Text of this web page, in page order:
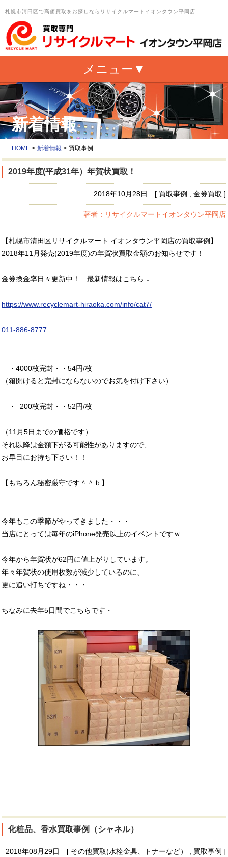
札幌市清田区で高価買取をお探しならリサイクルマートイオンタウン平岡店
新着情報
HOME > 新着情報 > 買取事例
2019年度(平成31年）年賀状買取！
2018年10月28日 [ 買取事例 , 金券買取 ]
著者：リサイクルマートイオンタウン平岡店
【札幌市清田区リサイクルマート イオンタウン平岡店の買取事例】
2018年11月発売(2019年度)の年賀状買取金額のお知らせです！
金券換金率日々更新中！ 最新情報はこちら ↓
https://www.recyclemart-hiraoka.com/info/cat7/
011-886-8777
・4000枚完封・・54円/枚
（箱開けると完封にならないのでお気を付け下さい）
・ 200枚完封・・52円/枚
（11月5日までの価格です）
それ以降は金額下がる可能性がありますので、
お早目にお持ち下さい！！
【もちろん秘密厳守です＾＾ｂ】
今年もこの季節がやってきました・・・
当店にとっては毎年のiPhone発売以上のイベントですｗ
今年から年賀状が62円に値上がりしています。
年々年賀状の使用枚数が減少しているのに、
更に追い打ちですね・・・
ちなみに去年5日間でこちらです・
化粧品、香水買取事例（シャネル）
2018年08月29日 [ その他買取(水栓金具、トナーなど） , 買取事例 ]